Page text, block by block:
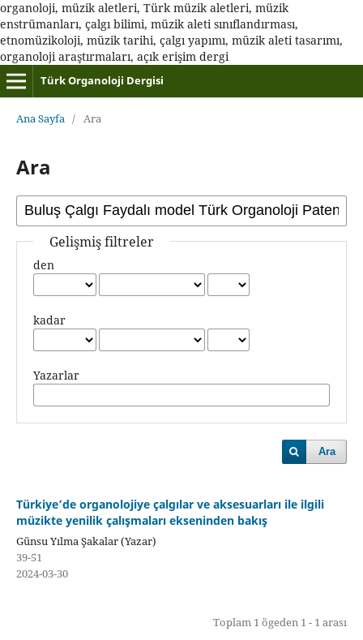
organoloji, müzik aletleri, Türk müzik aletleri, müzik
enstrümanları, çalgı bilimi, müzik aleti sınıflandırması,
etnomüzikoloji, müzik tarihi, çalgı yapımı, müzik aleti tasarımı,
organoloji araştırmaları, açık erişim dergi
Türk Organoloji Dergisi
Ana Sayfa / Ara
Ara
Gelişmiş filtreler
den
kadar
Yazarlar
Ara
Türkiye’de organolojiye çalgılar ve aksesuarları ile ilgili
müzikte yenilik çalışmaları ekseninden bakış
Günsu Yılma Şakalar (Yazar)
39-51
2024-03-30
Toplam 1 ögeden 1 - 1 arası